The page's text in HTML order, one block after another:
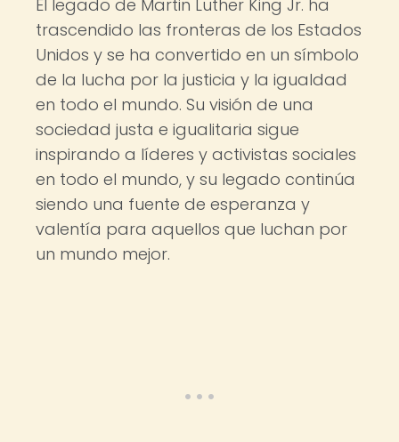
El legado de Martin Luther King Jr. ha
trascendido las fronteras de los Estados
Unidos y se ha convertido en un símbolo
de la lucha por la justicia y la igualdad
en todo el mundo. Su visión de una
sociedad justa e igualitaria sigue
inspirando a líderes y activistas sociales
en todo el mundo, y su legado continúa
siendo una fuente de esperanza y
valentía para aquellos que luchan por
un mundo mejor.